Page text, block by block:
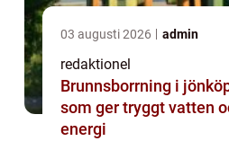
03 augusti 2026 admin
redaktionel
Brunnsborrning i jönköping
som ger tryggt vatten
energi